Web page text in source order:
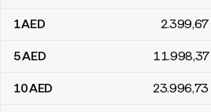
Tabel de conversie dirhami din
1AED 2.399,67
5AED 11.998,37
10AED 23.996,73